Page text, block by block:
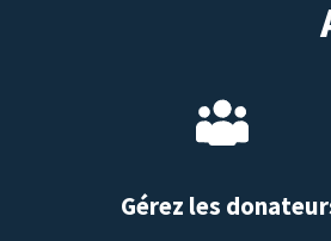
Gérez les